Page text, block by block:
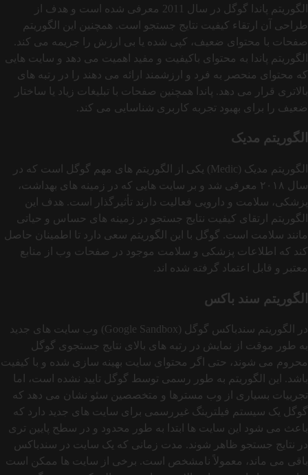
الگوریتم پاندا گوگل در سال 2011 معرفی شده است و هدف از
طراحی آن ارتقاء کیفیت نتایج جستجو است. همچنین این الگوریتم
صفحات با محتوای ضعیف، کپی‌ شده یا بی‌ ارزش را جریمه می‌ کند.
الگوریتم پاندا به محتوای باکیفیت و مفید اهمیت می‌ دهد و سایت‌ هایی
که محتوای منحصر به فرد و ارزشمند ارائه می‌ دهند را در رتبه‌ های
بالاتری قرار می دهد. پاندا همچنین صفحات با تبلیغات زیاد یا ساختار
ضعیف را برای بهبود تجربه کاربری شناسایی می کند.
الگوریتم مدیک
الگوریتم مدیک (Medic) یکی از الگوریتم‌ های مهم گوگل است که در
سال ۲۰۱۸ معرفی شد و بر سایت‌ هایی که در زمینه‌ های بهداشت،
پزشکی، سلامت و دارویی فعالیت دارند تأثیرگذار است. هدف این
الگوریتم ارتقای کیفیت نتایج جستجو در زمینه‌ های حساس و حیاتی
مانند سلامت است. گوگل با این الگوریتم سعی دارد تا اطمینان حاصل
کند که اطلاعات پزشکی و سلامت موجود در صفحات وب از منابع
معتبر و قابل اعتماد گرفته شده اند.
الگوریتم سند باکس
در الگوریتم سندباکس گوگل (Google Sandbox) وب‌ سایت‌ های جدید
به طور موقت از نمایش در رتبه های بالای نتایج جستجوی گوگل
محروم می‌ شوند، حتی اگر محتوای سایت بهینه‌ سازی شده و با کیفیت
باشد. این الگوریتم به طور رسمی توسط گوگل تایید نشده است، اما
تجربیات بسیاری از وب‌ مسترها و متخصصین سئو نشان می‌ دهد که
گوگل یک سیستم فیلترینگ غیررسمی برای سایت‌ های جدید دارد که
باعث می‌ شود این سایت‌ ها ابتدا به‌ طور محدود و در سطح پایین‌ تری
در نتایج جستجو ظاهر شوند. مدت زمانی که یک سایت در سندباکس
باقی می ماند، معمولاً نامشخص است. برخی از سایت‌ ها ممکن است